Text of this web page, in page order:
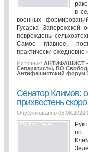
в
военных
Гусарка Запорожской
повреждены
Самое главное,
практически ежедневно
Источник: АНТИФАШИСТ -
Сепаратисты, ВО
Антифашистский форум
Сенатор Климов:
прихвостень
Опубликованно 05.08.2022
по